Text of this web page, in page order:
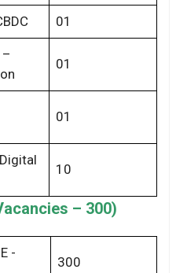
01
01
01
10
– 300)
-
300